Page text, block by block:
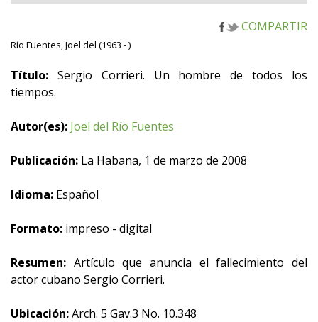
COMPARTIR
Río Fuentes, Joel del (1963 - )
Título: Sergio Corrieri. Un hombre de todos los
tiempos.
Autor(es): Joel del Río Fuentes
Publicación: La Habana, 1 de marzo de 2008
Idioma: Español
Formato: impreso - digital
Resumen: Artículo que anuncia el fallecimiento del
actor cubano Sergio Corrieri.
Ubicación:Arch. 5 Gav.3 No. 10.348